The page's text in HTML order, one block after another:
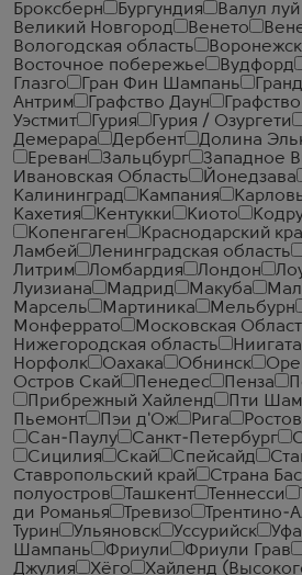
Броксберн
Бургундия Валул луй
Великий Новгород
Венето
Вологодская область
Восточное побережье
Вудфорд
Глазго
Гран Фин Шампань
Антрим
Графство Даун
Уэстмит
Гурия Гурия / Озургети
Демерара
Дербент Долина
Ереван
Зальцбург
Западное
Ивановская Область
Йонедзава
Калининград
Кампания
Кахетия
Кентукки Киото
Копенгаген
Краснодарский
Ламбей
Ленинградская область
Литрим
Ломбардия Лондон
Луизиана
Мадрид Макуба
Марсель
Мартиника Мельбурн
Монферрато
Московская
Нижегородская область
Ниигата
Норфолк
Оахака Обнинск
Остров Скай
Пенедес Пенза
Прибрежный Хайленд
Пти
Пьемонт
Пэи д'Ож Рига
Сан-Паулу
Санкт-Петербург
Сицилия
Скай Спейсайд
Ставропольский край
Страна
полуостров
Ташкент Теннесси
ди Романья
Тревизо Трентино-
Турин
Ульяновск Уссурийск Уфа
Шампань
Фриули Фриули Грав
Джулия
Хёго Хайленд